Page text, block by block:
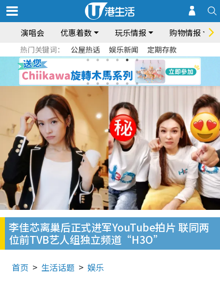
演唱会 优惠着数 玩乐情报 购物情报
热门关键词： 公屋热话 娱乐新闻 定期存款
李佳芯离巢后正式进军YouTube拍片 联同两
位前TVB艺人组独立频道“H3O”
首页 生活话题 娱乐